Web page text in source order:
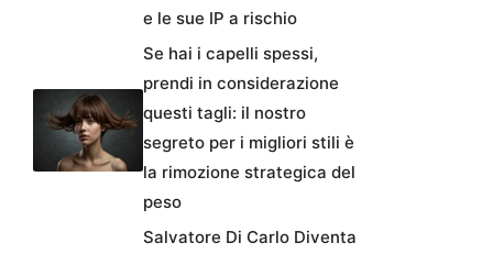
e le sue IP a rischio
Se hai i capelli spessi,
prendi in considerazione
questi tagli: il nostro
segreto per i migliori stili è
la rimozione strategica del
peso
Salvatore Di Carlo Diventa